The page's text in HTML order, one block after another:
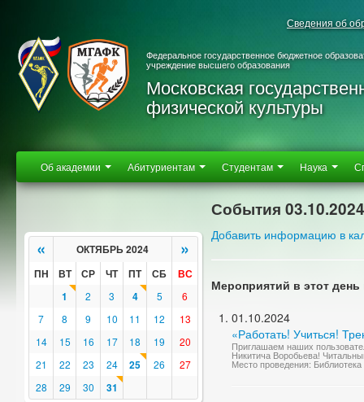
Сведения об
Федеральное государственное бюджетное
учреждение высшего образования
Московская
физической культуры
Об академии Абитуриентам Студентам Наука
« ОКТЯБРЬ 2024 »
ПН ВТ СР ЧТ ПТ СБ
ВС
1
2 3 4 5
6
7
8 9 10 11 12
13
14
15 16 17 18 19
20
21
22 23 24 25 26
27
28
29 30 31
События 03.10.2024
Добавить информацию в
Мероприятий в этот день
01.10.2024
«Работать! Учиться!
Приглашаем наших
Никитича Воробьева!
Место проведения: